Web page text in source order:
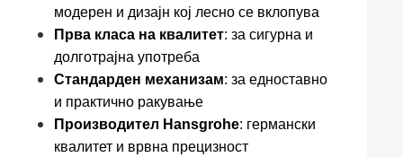
модерен и дизајн кој лесно се вклопува
Прва класа на квалитет: за сигурна и
долготрајна употреба
Стандарден механизам: за едноставно
и практично ракување
Производител Hansgrohe: германски
квалитет и врвна прецизност